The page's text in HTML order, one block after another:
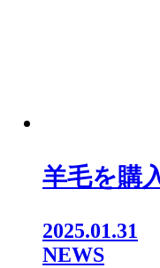
羊毛を購
2025.01.31
NEWS